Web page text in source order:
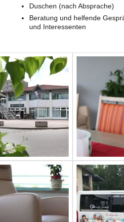
Duschen (nach Absprache)
Beratung und helfende
und Interessenten